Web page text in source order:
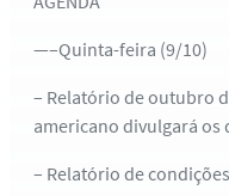
—–Quinta-feira (9/10)
– Relatório de outubro
americano divulgará
– Relatório de